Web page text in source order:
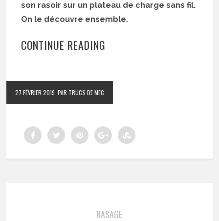
son rasoir sur un plateau de charge sans fil.
On le découvre ensemble.
CONTINUE READING
27 FÉVRIER 2019 PAR TRUCS DE MEC
RASAGE